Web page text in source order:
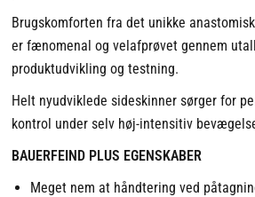
Brugskomforten fra det unikke
er fænomenal og velafprøvet gennem
produktudvikling og testning.
Helt nyudviklede sideskinner sørger for
kontrol under selv høj-intensitiv
BAUERFEIND PLUS EGENSKABER
Meget nem at håndtering ved